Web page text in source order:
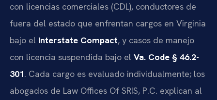
con licencias comerciales (CDL), conductores de
fuera del estado que enfrentan cargos en Virginia
bajo el Interstate Compact, y casos de manejo
con licencia suspendida bajo el Va. Code § 46.2-
301. Cada cargo es evaluado individualmente; los
abogados de Law Offices Of SRIS, P.C. explican al